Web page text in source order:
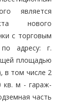
является
нового
с торговым
адресу: г.
площадью
в том числе 2
кв. м - гараж-
часть